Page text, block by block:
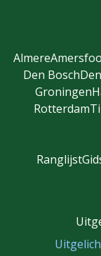
Almere
Den Bosch
Groningen
Rotterdam
Ranglijst